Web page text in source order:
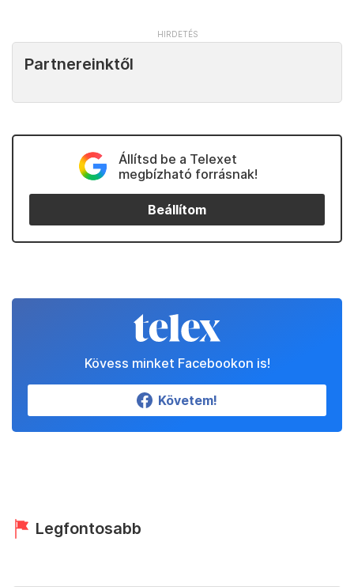
Partnereinktől
Állítsd be a Telexet
megbízható forrásnak!
Beállítom
Kövess minket Facebookon is!
Követem!
Legfontosabb